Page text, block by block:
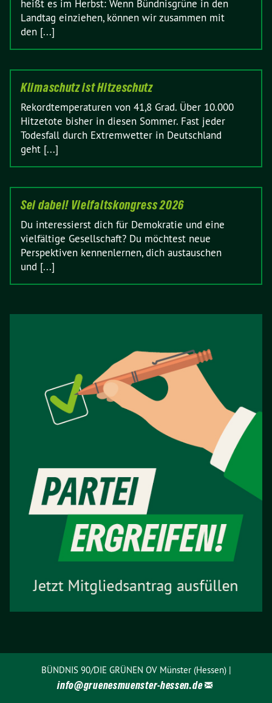
heißt es im Herbst: Wenn Bündnisgrüne in den
Landtag einziehen, können wir zusammen mit
den [...]
Klimaschutz ist Hitzeschutz
Rekordtemperaturen von 41,8 Grad. Über 10.000
Hitzetote bisher in diesen Sommer. Fast jeder
Todesfall durch Extremwetter in Deutschland
geht [...]
Sei dabei! Vielfaltskongress 2026
Du interessierst dich für Demokratie und eine
vielfältige Gesellschaft? Du möchtest neue
Perspektiven kennenlernen, dich austauschen
und [...]
BÜNDNIS 90/DIE GRÜNEN OV Münster (Hessen) |
info@gruenesmuenster-hessen.de